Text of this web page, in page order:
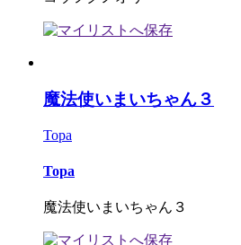
魔法使いまいちゃん３
Topa
Topa
魔法使いまいちゃん３